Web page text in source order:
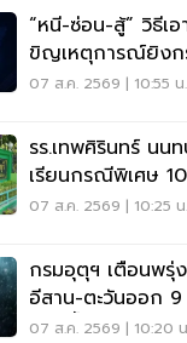
“หนี-ซ่อน-สู้” วิธีเอาตัวรอดเมื่อเผ
ขิญเหตุการณ์ยิงก
07 ส.ค. 2569 | 10:55 น.
รร.เทพศิรินทร์ นน
เรียนกรณีพิเศษ
หลังเหตุกราดยิง
07 ส.ค. 2569 | 10:25 น.
กรมอุตุฯ เตือนพรุ่
อีสาน-ตะวันออก
ระวังน้ำท่วมฉับพลัน
07 ส.ค. 2569 | 10:20